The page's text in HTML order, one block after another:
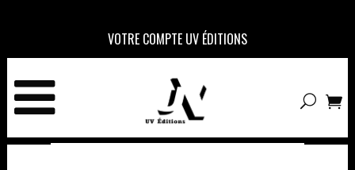
VOTRE COMPTE UV ÉDITIONS